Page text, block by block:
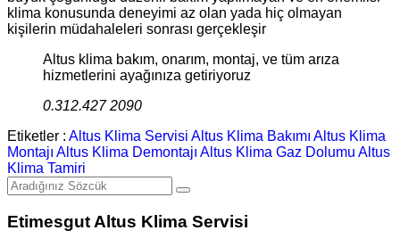
klima konusunda deneyimi az olan yada hiç olmayan
kişilerin müdahaleleri sonrası gerçekleşir
Altus klima bakım, onarım, montaj, ve tüm arıza
hizmetlerini ayağınıza getiriyoruz
0.312.427 2090
Etiketler : Altus Klima Servisi Altus Klima Bakımı Altus Klima
Montajı Altus Klima Demontajı Altus Klima Gaz Dolumu Altus
Klima Tamiri
Etimesgut Altus Klima Servisi